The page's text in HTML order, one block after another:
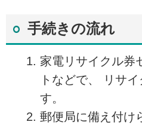
手続きの流れ
家電リサイクル券
トなどで、 リサ
す。
郵便局に備え付け